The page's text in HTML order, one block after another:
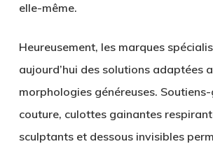
elle-même.
Heureusement, les marques
aujourd’hui des solutions adaptées
morphologies généreuses.
couture, culottes gainantes
sculptants et dessous invisibles